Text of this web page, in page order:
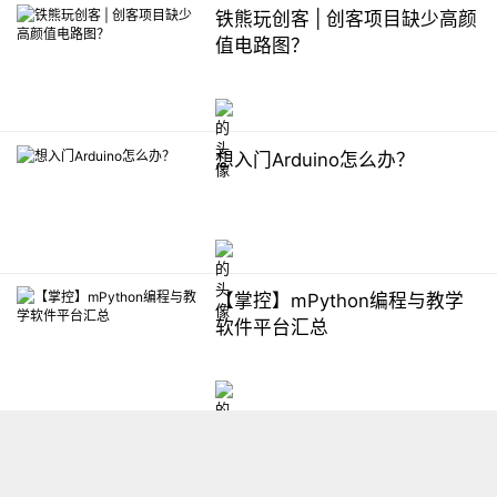
铁熊玩创客 | 创客项目缺少高颜
值电路图？
想入门Arduino怎么办？
【掌控】mPython编程与教学
软件平台汇总